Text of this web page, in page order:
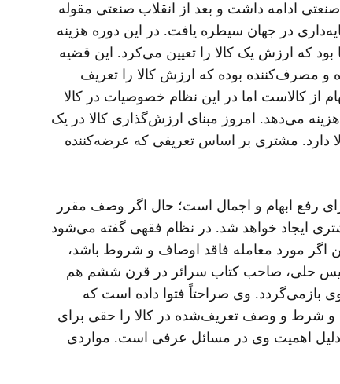
ادامه داشت و بعد از انقلاب صنعتی مقوله
در جهان سیطره یافت. در این دوره هزینه
که ارزش یک کالا را تعیین می‌کرد. این قضیه
و مصرف‌کننده بوده که ارزش کالا را تعریف
از کالاست اما در این نظام خصوصیات در کالا
می‌دهد. امروز مبنای ارزش‌گذاری کالا در یک
دارد. مشتری بر اساس تعریفی که عرضه‌کننده
رفع ابهام و اجمال است؛ حال اگر وصف مقرر
ایجاد خواهد شد. در نظام فقهی گفته می‌شود
اگر مورد معامله فاقد اوصاف و شروط باشد،
ادریس حلی، صاحب کتاب سرائر در قرن ششم هم
بازمی‌گردد. وی صراحتاً فتوا داده است که
و شرط و وصف تعریف‌شده در کالا را حقی برای
دلیل اهمیت وی در مسائل عرفی است. مواردی